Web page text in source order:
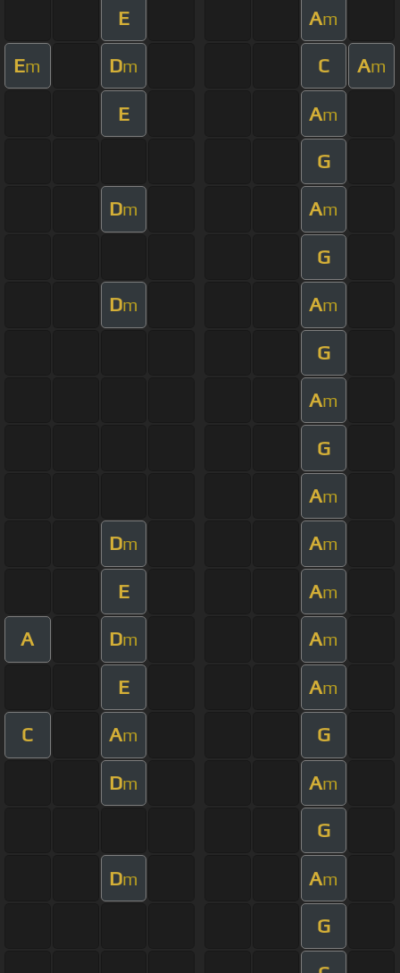
E Am
Em Dm C Am
E Am
G
Dm Am
G
Dm Am
G
Am
G
Am
Dm Am
E Am
A Dm Am
E Am
C Am G
Dm Am
G
Dm Am
G